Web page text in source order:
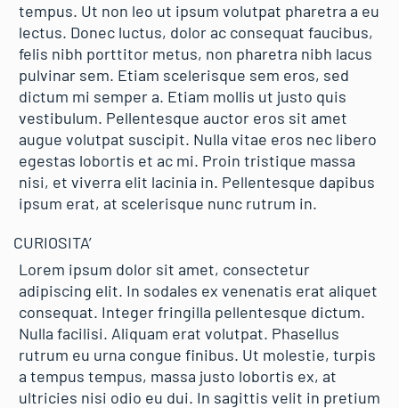
tempus. Ut non leo ut ipsum volutpat pharetra a eu
lectus. Donec luctus, dolor ac consequat faucibus,
felis nibh porttitor metus, non pharetra nibh lacus
pulvinar sem. Etiam scelerisque sem eros, sed
dictum mi semper a. Etiam mollis ut justo quis
vestibulum. Pellentesque auctor eros sit amet
augue volutpat suscipit. Nulla vitae eros nec libero
egestas lobortis et ac mi. Proin tristique massa
nisi, et viverra elit lacinia in. Pellentesque dapibus
ipsum erat, at scelerisque nunc rutrum in.
CURIOSITA’
Lorem ipsum dolor sit amet, consectetur
adipiscing elit. In sodales ex venenatis erat aliquet
consequat. Integer fringilla pellentesque dictum.
Nulla facilisi. Aliquam erat volutpat. Phasellus
rutrum eu urna congue finibus. Ut molestie, turpis
a tempus tempus, massa justo lobortis ex, at
ultricies nisi odio eu dui. In sagittis velit in pretium